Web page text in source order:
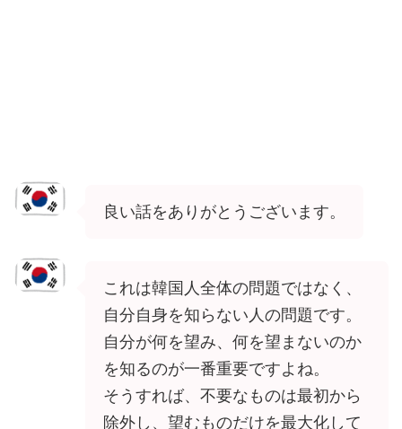
良い話をありがとうございます。
これは韓国人全体の問題ではなく、
自分自身を知らない人の問題です。
自分が何を望み、何を望まないのか
を知るのが一番重要ですよね。
そうすれば、不要なものは最初から
除外し、望むものだけを最大化して